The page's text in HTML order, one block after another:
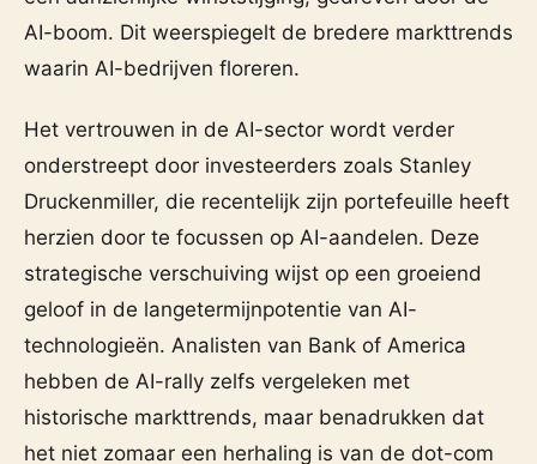
AI-boom. Dit weerspiegelt de bredere markttrends
waarin AI-bedrijven floreren.
Het vertrouwen in de AI-sector wordt verder
onderstreept door investeerders zoals Stanley
Druckenmiller, die recentelijk zijn portefeuille heeft
herzien door te focussen op AI-aandelen. Deze
strategische verschuiving wijst op een groeiend
geloof in de langetermijnpotentie van AI-
technologieën. Analisten van Bank of America
hebben de AI-rally zelfs vergeleken met
historische markttrends, maar benadrukken dat
het niet zomaar een herhaling is van de dot-com